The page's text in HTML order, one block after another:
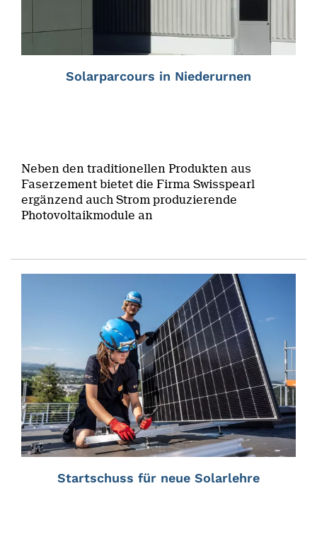
Solarparcours in Niederurnen
Neben den traditionellen Produkten aus
Faserzement bietet die Firma Swisspearl
ergänzend auch Strom produzierende
Photovoltaikmodule an
Startschuss für neue Solarlehre